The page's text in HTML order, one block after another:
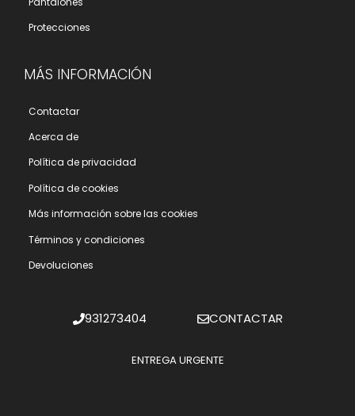
Protecciones
MÁS INFORMACIÓN
Contactar
Acerca de
Polí­tica de privacidad
Polí­tica de cookies
Más información sobre las cookies
Términos y condiciones
Devoluciones
931273404 CONTACTAR
ENTREGA URGENTE